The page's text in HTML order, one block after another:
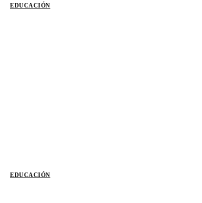
EDUCACIÓN
EDUCACIÓN